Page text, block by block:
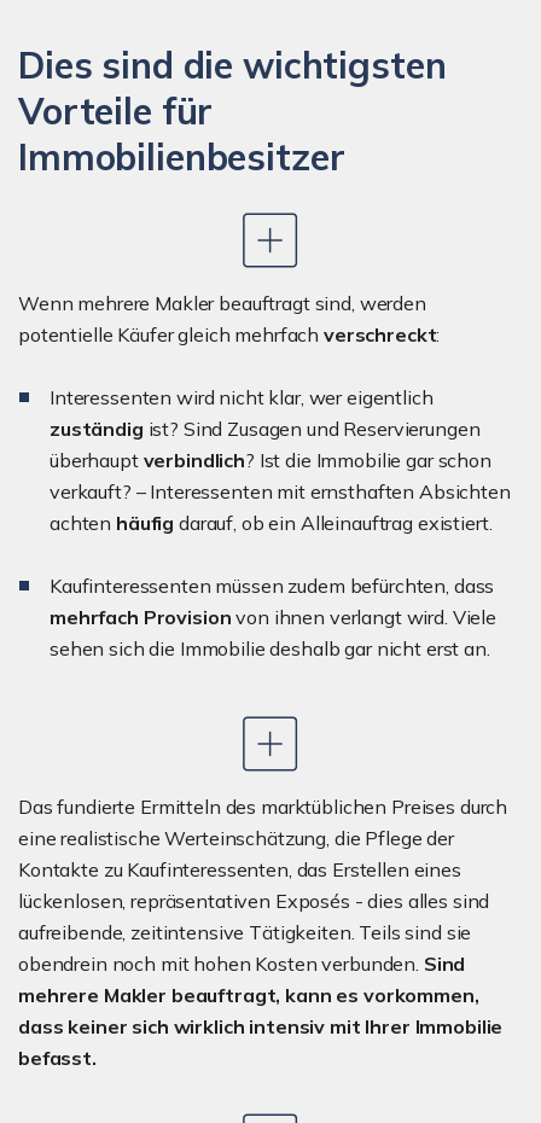
Dies sind die wichtigsten
Vorteile für
Immobilienbesitzer
Wenn mehrere Makler beauftragt sind, werden
potentielle Käufer gleich mehrfach verschreckt:
Interessenten wird nicht klar, wer eigentlich
zuständig ist? Sind Zusagen und Reservierungen
überhaupt verbindlich? Ist die Immobilie gar schon
verkauft? – Interessenten mit ernsthaften Absichten
achten häufig darauf, ob ein Alleinauftrag existiert.
Kaufinteressenten müssen zudem befürchten, dass
mehrfach Provision von ihnen verlangt wird. Viele
sehen sich die Immobilie deshalb gar nicht erst an.
Das fundierte Ermitteln des marktüblichen Preises durch
eine realistische Werteinschätzung, die Pflege der
Kontakte zu Kaufinteressenten, das Erstellen eines
lückenlosen, repräsentativen Exposés - dies alles sind
aufreibende, zeitintensive Tätigkeiten. Teils sind sie
obendrein noch mit hohen Kosten verbunden. Sind
mehrere Makler beauftragt, kann es vorkommen,
dass keiner sich wirklich intensiv mit Ihrer Immobilie
befasst.